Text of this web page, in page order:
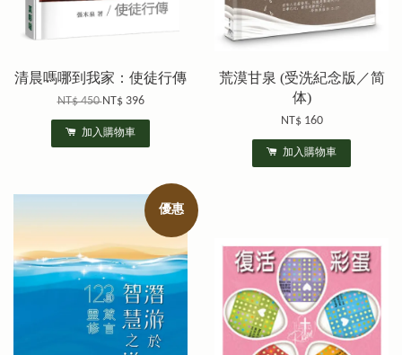
清晨嗎哪到我家：使徒行傳
NT$ 450NT$ 396
加入購物車
荒漠甘泉 (受洗紀念版／简
体)
NT$ 160
加入購物車
優惠